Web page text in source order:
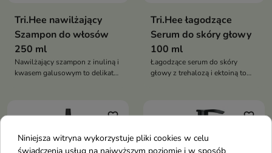
Tri.Hee nawilżający
Szampon do włosów
250 ml
Nawilżający szampon z inuliną i
kwasem galusowym to delikatny
nawilża włosy oraz skórę głowy.
zapewniając jej komfort i
równowagę
Tri.Hee łagodzące
Serum do skóry głowy
100 ml
Łagodzące serum do skóry
głowy z trehalozą i ektoiną to
dyskomfort, przywrócić
skóry
favorite_border favorite_border
Niniejsza witryna wykorzystuje pliki cookies w celu
świadczenia usług na najwyższym poziomie i w sposób